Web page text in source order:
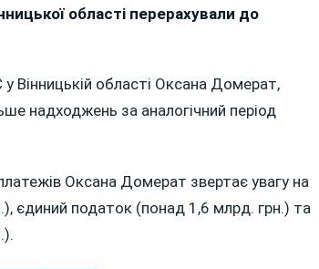
області перерахували до
Вінницькій області Оксана Домерат,
надходжень за аналогічний період
Оксана Домерат звертає увагу на
єдиний податок (понад 1,6 млрд. грн.) та